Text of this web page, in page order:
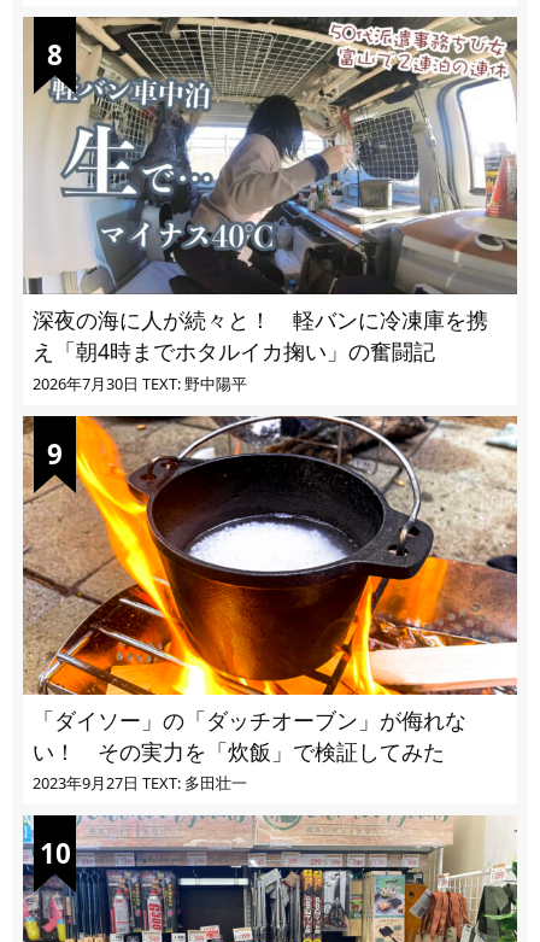
深夜の海に人が続々と！ 軽バンに冷凍庫を携
え「朝4時までホタルイカ掬い」の奮闘記
2026年7月30日 TEXT: 野中陽平
「ダイソー」の「ダッチオーブン」が侮れな
い！ その実力を「炊飯」で検証してみた
2023年9月27日 TEXT: 多田壮一